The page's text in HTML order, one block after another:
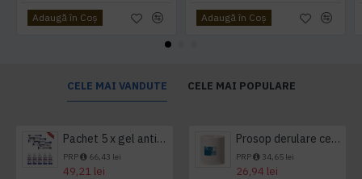
Adaugă în Coş Adaugă în Coş
CELE MAI VANDUTE CELE MAI POPULARE
Pachet 5 x gel antibacterian 50ml si 3 x Servetele antibacteriene 48 buc Hygienium
PRP 66,43 lei
49,21 lei
Prosop derulare centrala 1 pliu, 300 m Tork
PRP 34,65 lei
26,94 lei